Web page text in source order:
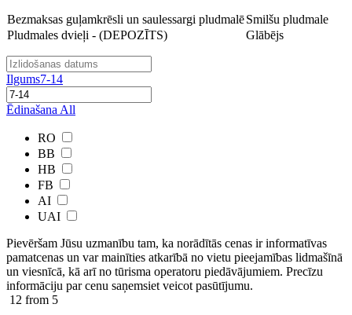
Bezmaksas guļamkrēsli un saulessargi pludmalēSmilšu pludmale
Pludmales dvieļi - (DEPOZĪTS)
Glābējs
Ilgums7-14
Ēdinašana All
RO
BB
HB
FB
AI
UAI
Pievēršam Jūsu uzmanību tam, ka norādītās cenas ir ​informatīvas ​
pamatcenas un var mainīties atkarībā ​no ​vietu pieejamības lidmašīnā
un viesnīcā, kā arī no tūrisma operatoru piedāvājumiem. Precīzu
informāciju par cenu saņemsiet veicot pasūtījumu.
12 from 5